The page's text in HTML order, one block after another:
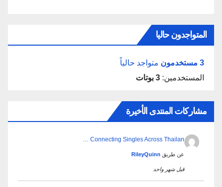
المتواجدون حاليا
3 مستخدمون
متواجد حالياً
المستخدمين: 3 بوتات
مشاركات المنتدى الأخيرة
Connecting Singles Across Thailan …
عن طريق RileyQuinn
قبل شهر واحد